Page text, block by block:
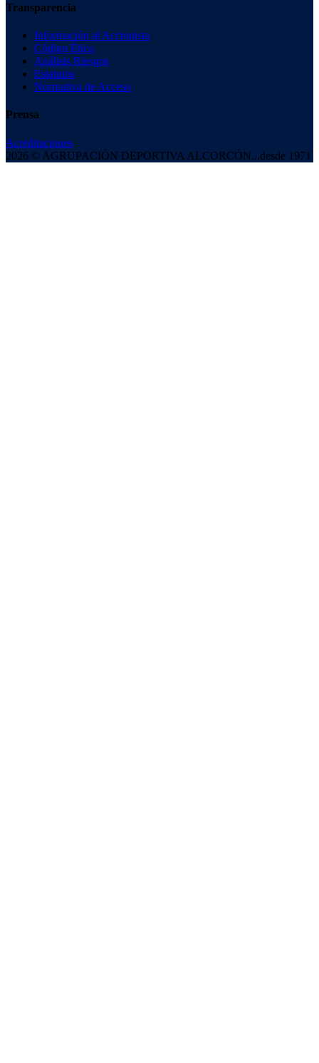
Transparencia
Información al Accionista
Código Ético
Análisis Riesgos
Estatutos
Normativa de Acceso
Prensa
Acreditaciones
2026 © AGRUPACIÓN DEPORTIVA ALCORCÓN...desde 1971